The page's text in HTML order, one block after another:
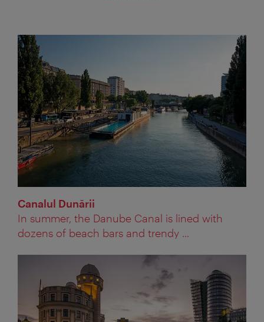
Canalul Dunării
In summer, the Danube Canal is lined with
dozens of beach bars and trendy ...